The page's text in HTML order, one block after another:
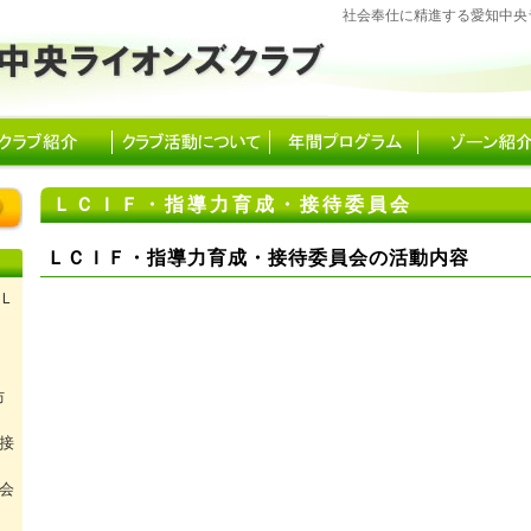
社会奉仕に精進する愛知中
ＬＣＩＦ・指導力育成・接待委員会
ＬＣＩＦ・指導力育成・接待委員会の活動内容